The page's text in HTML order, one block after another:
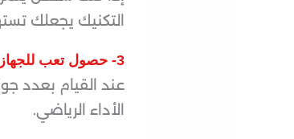
التكنيك يجعلك
3- حصول تعب للجهاز العصبي
عند القيام بعدد
الأداء الرياضي.